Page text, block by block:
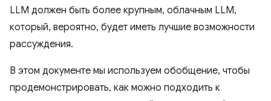
LLM должен быть более крупным, облачным LLM,
который, вероятно, будет иметь лучшие возможности
рассуждения.
В этом документе мы используем обобщение, чтобы
продемонстрировать, как можно подходить к